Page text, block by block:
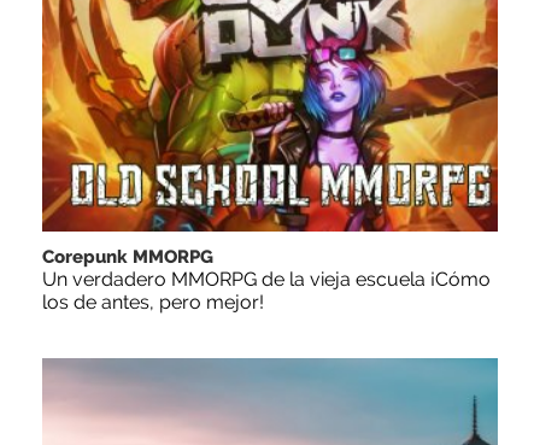
Corepunk MMORPG
Un verdadero MMORPG de la vieja escuela ¡Cómo
los de antes, pero mejor!